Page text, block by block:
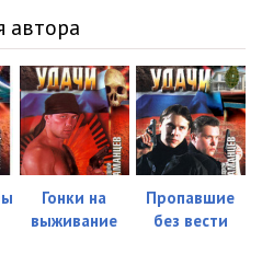
05:26
05:19
05:33
05:33
05:30
автора
Гонки на
выживание
Пропавшие
без вести